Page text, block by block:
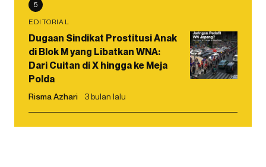
5
EDITORIAL
Dugaan Sindikat Prostitusi Anak
di Blok M yang Libatkan WNA:
Dari Cuitan di X hingga ke Meja
Polda
Risma Azhari 3 bulan lalu